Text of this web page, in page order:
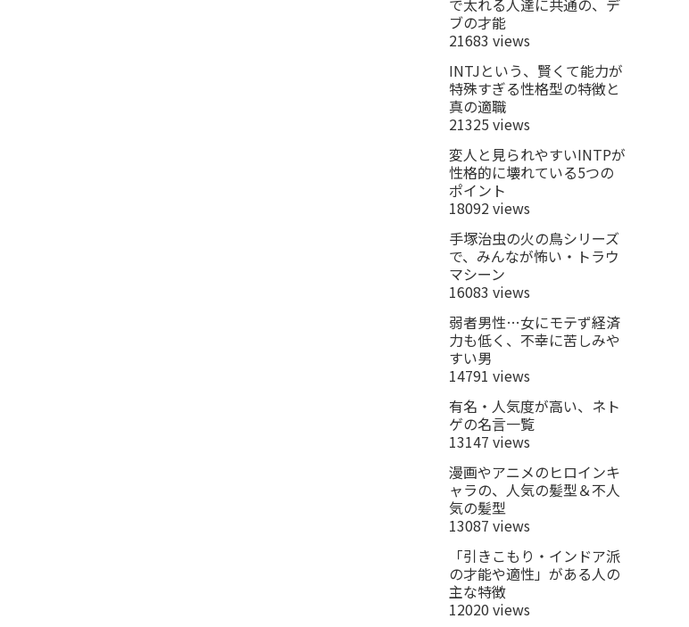
ブの才能
21683 views
INTJという、賢くて能力が
特殊すぎる性格型の特徴と
真の適職
21325 views
変人と見られやすいINTPが
性格的に壊れている5つの
ポイント
18092 views
手塚治虫の火の鳥シリーズ
で、みんなが怖い・トラウ
マシーン
16083 views
弱者男性…女にモテず経済
力も低く、不幸に苦しみや
すい男
14791 views
有名・人気度が高い、ネト
ゲの名言一覧
13147 views
漫画やアニメのヒロインキ
ャラの、人気の髪型＆不人
気の髪型
13087 views
「引きこもり・インドア派
の才能や適性」がある人の
主な特徴
12020 views